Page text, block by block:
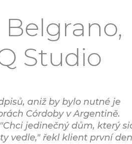
Studio
aniž by bylo nutné je
Córdoby v Argentině.
jedinečný dům, který
vedle," řekl klient první